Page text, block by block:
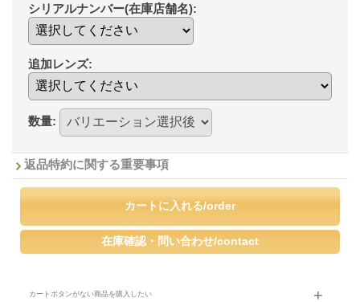
シリアルナンバー(在庫店舗名):
追加レンズ:
数量:
返品特約に関する重要事項
カートボタンがない商品を購入したい